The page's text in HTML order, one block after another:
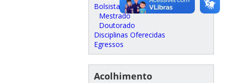
Bolsistas
Mestrado
Doutorado
Disciplinas Oferecidas
Egressos
Acolhimento